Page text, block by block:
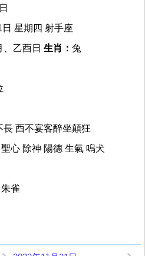
星期四 射手座
乙酉日 生肖： 兔
長 酉不宴客醉坐顛狂
心 除神 陽德 生氣 鳴犬
雀